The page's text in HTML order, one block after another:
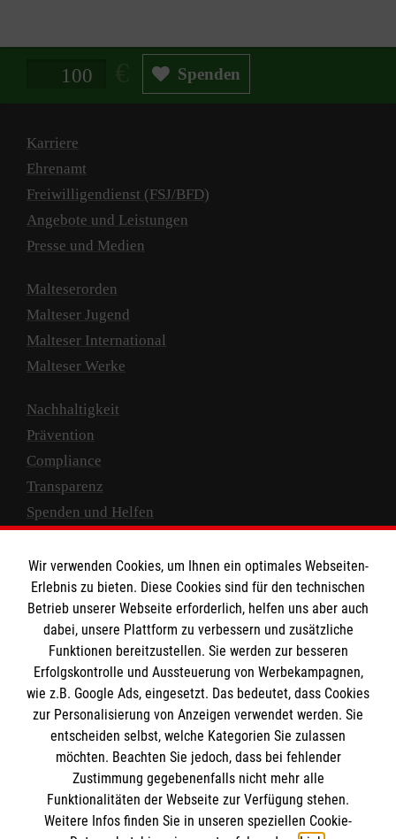
Spendenbetrag in Euro Spenden
Karriere
Ehrenamt
Freiwilligendienst (FSJ/BFD)
Angebote und Leistungen
Presse und Medien
Malteserorden
Malteser Jugend
Malteser International
Malteser Werke
Nachhaltigkeit
Prävention
Compliance
Transparenz
Spenden und Helfen
Empfänger: Malteser Hilfsdienst e.V.
IBAN: DE10 3706 0120 1201 2000 12
BIC: GENODED 1PA7
Newsletter abonnieren
Wir verwenden Cookies, um Ihnen ein optimales Webseiten-
Erlebnis zu bieten. Diese Cookies sind für den technischen
Betrieb unserer Webseite erforderlich, helfen uns aber auch
dabei, unsere Plattform zu verbessern und zusätzliche
Funktionen bereitzustellen. Sie werden zur besseren
Erfolgskontrolle und Aussteuerung von Werbekampagnen,
wie z.B. Google Ads, eingesetzt. Das bedeutet, dass Cookies
zur Personalisierung von Anzeigen verwendet werden. Sie
entscheiden selbst, welche Kategorien Sie zulassen
möchten. Beachten Sie jedoch, dass bei fehlender
Zustimmung gegebenenfalls nicht mehr alle
Funktionalitäten der Webseite zur Verfügung stehen.
Weitere Infos finden Sie in unseren speziellen Cookie-